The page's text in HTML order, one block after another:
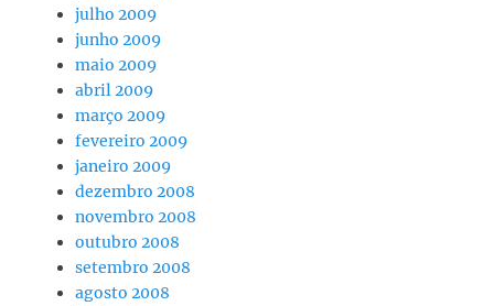
julho 2009
junho 2009
maio 2009
abril 2009
março 2009
fevereiro 2009
janeiro 2009
dezembro 2008
novembro 2008
outubro 2008
setembro 2008
agosto 2008